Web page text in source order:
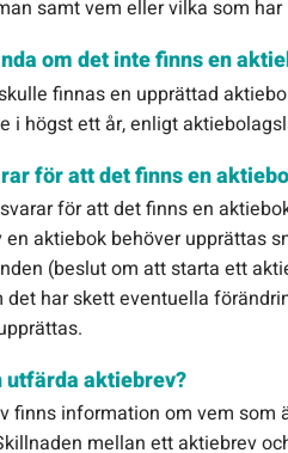
samt vem eller vilka som
om det inte finns en
finnas en upprättad
i högst ett år, enligt
för att det finns en
för att det finns en
en aktiebok behöver upprättas
(beslut om att starta ett
har skett eventuella
utfärda aktiebrev?
finns information om vem som
mellan ett aktiebrev